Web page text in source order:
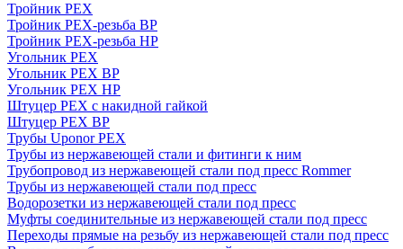
Тройник PEX
Тройник PEX-резьба ВР
Тройник PEX-резьба НР
Угольник PEX
Угольник PEX ВР
Угольник PEX НР
Штуцер PEX c накидной гайкой
Штуцер PEX ВР
Трубы Uponor PEX
Трубы из нержавеющей стали и фитинги к ним
Трубопровод из нержавеющей стали под пресс Rommer
Трубы из нержавеющей стали под пресс
Водорозетки из нержавеющей стали под пресс
Муфты соединительные из нержавеющей стали под пресс
Переходы прямые на резьбу из нержавеющей стали под пресс